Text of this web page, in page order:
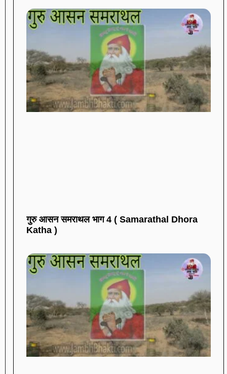
गुरु आसन समराथल भाग 4 ( Samarathal Dhora
Katha )